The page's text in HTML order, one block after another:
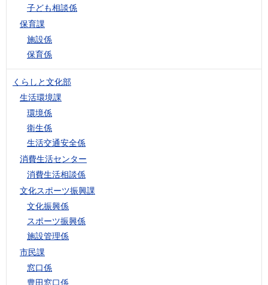
子ども相談係
保育課
施設係
保育係
くらしと文化部
生活環境課
環境係
衛生係
生活交通安全係
消費生活センター
消費生活相談係
文化スポーツ振興課
文化振興係
スポーツ振興係
施設管理係
市民課
窓口係
豊田窓口係